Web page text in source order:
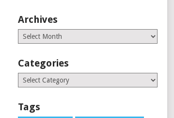
Archives
Archives
Categories
Categories
Tags